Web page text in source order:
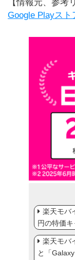
【情報元、参考
Google Playスト
楽天モバ
円の特価キ
楽天モバ
と「